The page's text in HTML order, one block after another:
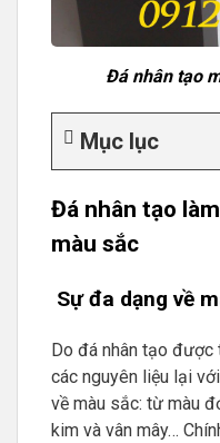
Đá nhân tạo
Mục lục
Đá nhân tạo
màu sắc
Sự đa dạng về
Do đá nhân tạo được
các nguyên liệu lại
về màu sắc: từ màu
kim và vân mây…